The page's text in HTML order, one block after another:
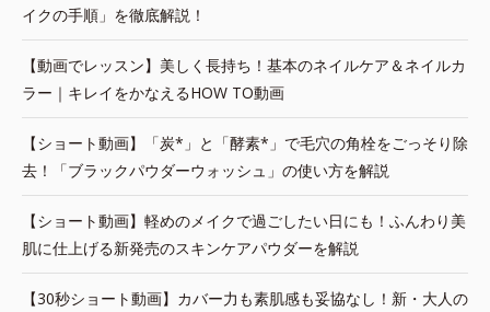
イクの手順」を徹底解説！
【動画でレッスン】美しく長持ち！基本のネイルケア＆ネイルカ
ラー｜キレイをかなえるHOW TO動画
【ショート動画】「炭*」と「酵素*」で毛穴の角栓をごっそり除
去！「ブラックパウダーウォッシュ」の使い方を解説
【ショート動画】軽めのメイクで過ごしたい日にも！ふんわり美
肌に仕上げる新発売のスキンケアパウダーを解説
【30秒ショート動画】カバー力も素肌感も妥協なし！新・大人の